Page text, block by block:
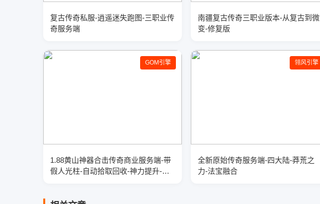
复古传奇私服-逍遥迷失跑图-三职业传
奇服务端
南疆复古传奇三职业版本-从复古到微
变-修复版
GOM引擎
1.88黄山神器合击传奇商业服务端-带
假人光柱-自动拾取回收-神力提升-
翎风引擎
全新原始传奇服务端-四大陆-莽荒之
力-法宝融合